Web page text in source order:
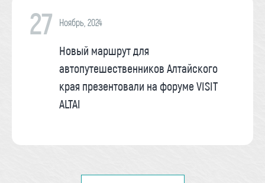
27 Ноябрь, 2024
Новый маршрут для
автопутешественников Алтайского
края презентовали на форуме VISIT
ALTAI